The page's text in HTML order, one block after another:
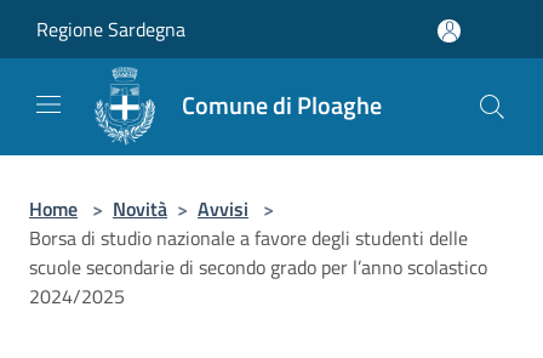
Regione Sardegna
Comune di Ploaghe
Home > Novità > Avvisi >
Borsa di studio nazionale a favore degli studenti delle
scuole secondarie di secondo grado per l’anno scolastico
2024/2025